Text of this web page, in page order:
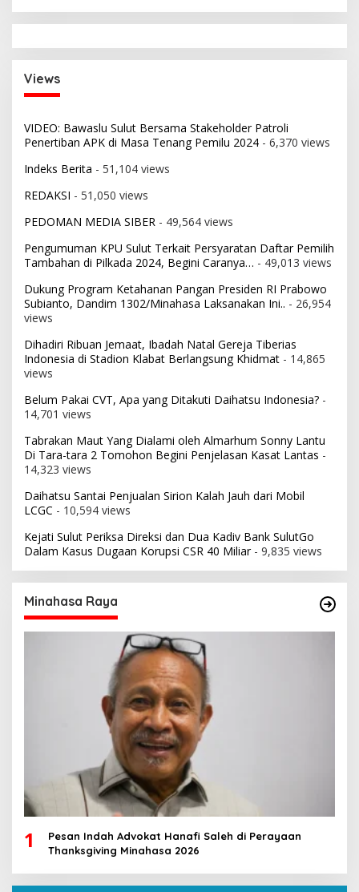
Views
VIDEO: Bawaslu Sulut Bersama Stakeholder Patroli
Penertiban APK di Masa Tenang Pemilu 2024 - 6,370 views
Indeks Berita - 51,104 views
REDAKSI - 51,050 views
PEDOMAN MEDIA SIBER - 49,564 views
Pengumuman KPU Sulut Terkait Persyaratan Daftar Pemilih
Tambahan di Pilkada 2024, Begini Caranya… - 49,013 views
Dukung Program Ketahanan Pangan Presiden RI Prabowo
Subianto, Dandim 1302/Minahasa Laksanakan Ini.. - 26,954
views
Dihadiri Ribuan Jemaat, Ibadah Natal Gereja Tiberias
Indonesia di Stadion Klabat Berlangsung Khidmat - 14,865
views
Belum Pakai CVT, Apa yang Ditakuti Daihatsu Indonesia? -
14,701 views
Tabrakan Maut Yang Dialami oleh Almarhum Sonny Lantu
Di Tara-tara 2 Tomohon Begini Penjelasan Kasat Lantas -
14,323 views
Daihatsu Santai Penjualan Sirion Kalah Jauh dari Mobil
LCGC - 10,594 views
Kejati Sulut Periksa Direksi dan Dua Kadiv Bank SulutGo
Dalam Kasus Dugaan Korupsi CSR 40 Miliar- 9,835 views
Minahasa Raya
1
Pesan Indah Advokat Hanafi Saleh di Perayaan
Thanksgiving Minahasa 2026